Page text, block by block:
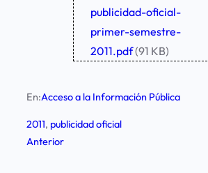
publicidad-oficial-
primer-semestre-
2011.pdf(91 KB)
En:Acceso a la Información Pública
2011, publicidad oficial
Anterior